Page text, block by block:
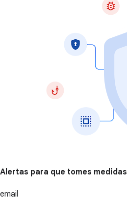
Alertas para que tomes medidas
email